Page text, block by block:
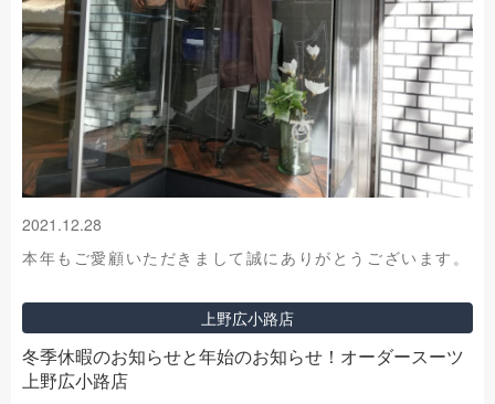
2021.12.28
本年もご愛顧いただきまして誠にありがとうございます。
上野広小路店
冬季休暇のお知らせと年始のお知らせ！オーダースーツ
上野広小路店